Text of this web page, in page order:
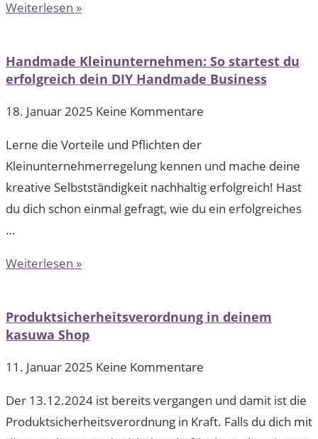
Weiterlesen »
Handmade Kleinunternehmen: So startest du
erfolgreich dein DIY Handmade Business
18. Januar 2025 Keine Kommentare
Lerne die Vorteile und Pflichten der
Kleinunternehmerregelung kennen und mache deine
kreative Selbstständigkeit nachhaltig erfolgreich! Hast
du dich schon einmal gefragt, wie du ein erfolgreiches
…
Weiterlesen »
Produktsicherheitsverordnung in deinem
kasuwa Shop
11. Januar 2025 Keine Kommentare
Der 13.12.2024 ist bereits vergangen und damit ist die
Produktsicherheitsverordnung in Kraft. Falls du dich mit